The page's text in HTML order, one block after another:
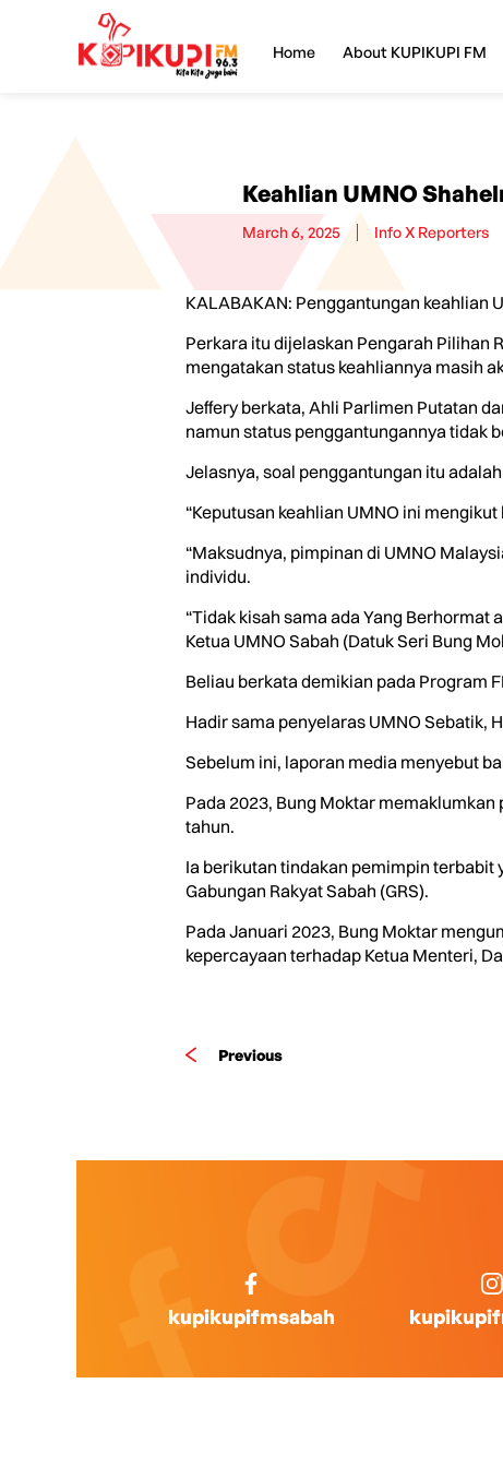
Home About KUPIKUPI FM
Keahlian UMNO
March 6, 2025 Info X Reporters
KALABAKAN: Penggantungan keahlian
Perkara itu dijelaskan Pengarah Pilihan
mengatakan status keahliannya masih
Jeffery berkata, Ahli Parlimen Putatan
namun status penggantungannya tidak
Jelasnya, soal penggantungan itu
“Keputusan keahlian UMNO ini
“Maksudnya, pimpinan di UMNO
individu.
“Tidak kisah sama ada Yang
Ketua UMNO Sabah (Datuk Seri Bung
Beliau berkata demikian pada Program
Hadir sama penyelaras UMNO Sebatik,
Sebelum ini, laporan media menyebut
Pada 2023, Bung Moktar
tahun.
Ia berikutan tindakan pemimpin terbabit
Gabungan Rakyat Sabah (GRS).
Pada Januari 2023, Bung Moktar
kepercayaan terhadap Ketua Menteri,
Previous
kupikupifmsabah